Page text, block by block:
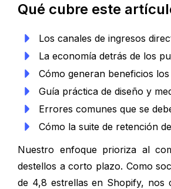
Qué cubre este
Los canales de ingresos
La economía detrás de los
Cómo generan beneficios
Guía práctica de diseño y
Errores comunes que se
Cómo la suite de retención
Nuestro enfoque prioriza al
destellos a corto plazo. Como
de 4,8 estrellas en Shopify, nos